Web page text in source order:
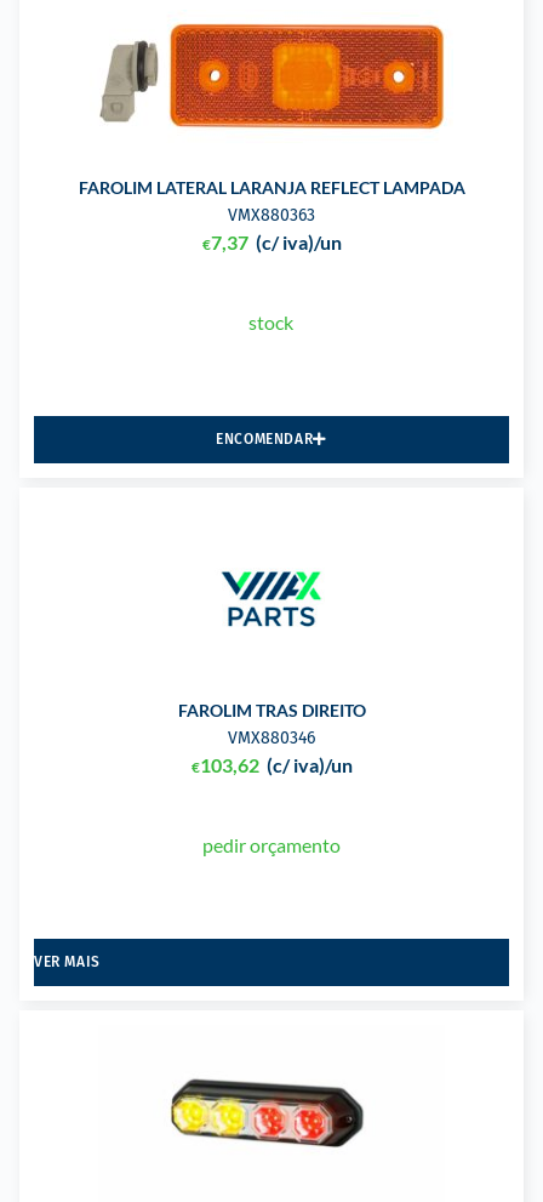
FAROLIM LATERAL LARANJA REFLECT LAMPADA
VMX880363
€7,37 (c/ iva)/un
stock
ENCOMENDAR
FAROLIM TRAS DIREITO
VMX880346
€103,62 (c/ iva)/un
pedir orçamento
VER MAIS